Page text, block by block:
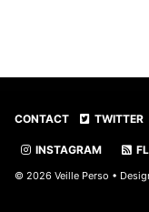
CONTACT TWITTER
INSTAGRAM
© 2026 Veille Perso •